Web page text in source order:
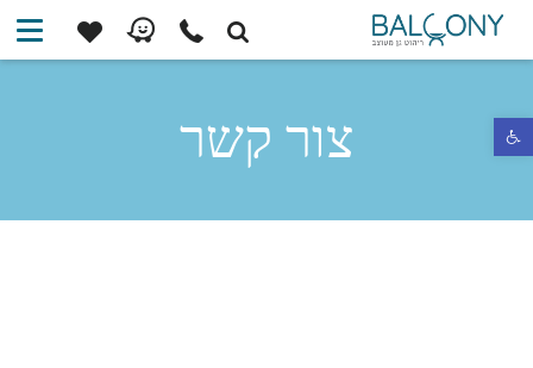
פתח סרגל נגישות צור קשר